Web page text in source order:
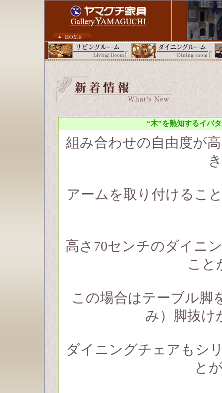
“木”を熟知するイバ
組み合わせの自由度が
アームを取り付けるこ
高さ70センチのダイニ
こと
この場合はテーブル脚
み）脚抜け
ダイニングチェアもシ
と